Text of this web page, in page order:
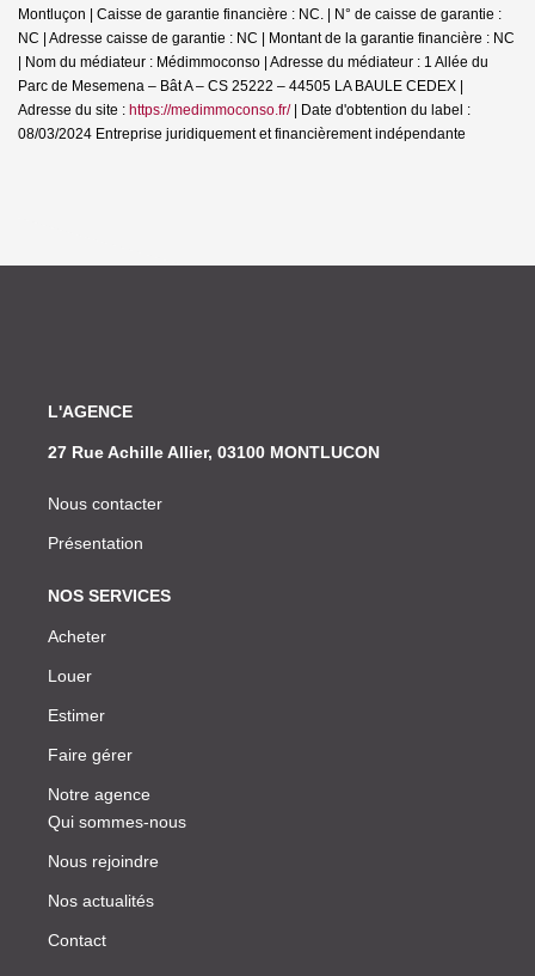
Montluçon | Caisse de garantie financière : NC. | N° de caisse de garantie :
NC | Adresse caisse de garantie : NC | Montant de la garantie financière : NC
| Nom du médiateur : Médimmoconso | Adresse du médiateur : 1 Allée du
Parc de Mesemena – Bât A – CS 25222 – 44505 LA BAULE CEDEX |
Adresse du site : https://medimmoconso.fr/| Date d'obtention du label :
08/03/2024 Entreprise juridiquement et financièrement indépendante
L'AGENCE
27 Rue Achille Allier, 03100 MONTLUCON
Nous contacter
Présentation
NOS SERVICES
Acheter
Louer
Estimer
Faire gérer
Notre agence
Qui sommes-nous
Nous rejoindre
Nos actualités
Contact